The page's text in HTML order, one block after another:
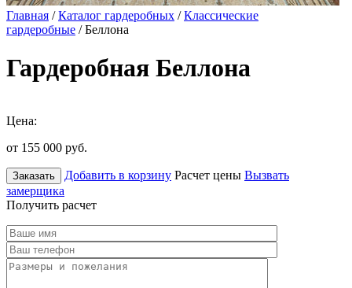
Главная /Каталог гардеробных /Классические
гардеробные / Беллона
Гардеробная Беллона
Цена:
от 155 000 руб.
Заказать Добавить в корзину Расчет цены Вызвать
замерщика
Получить расчет